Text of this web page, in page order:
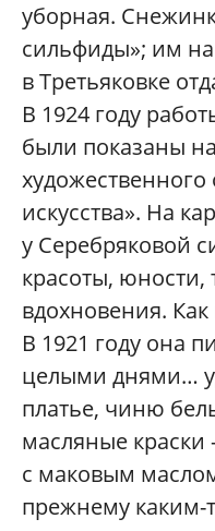
уборная.
сильфиды»; им на
в Третьяковке
В 1924 году
были показаны
искусства». На
у Серебряковой
красоты, юности,
вдохновения.
В 1921 году она
целыми днями…
платье, чиню
масляные
с маковым
прежнему каким-